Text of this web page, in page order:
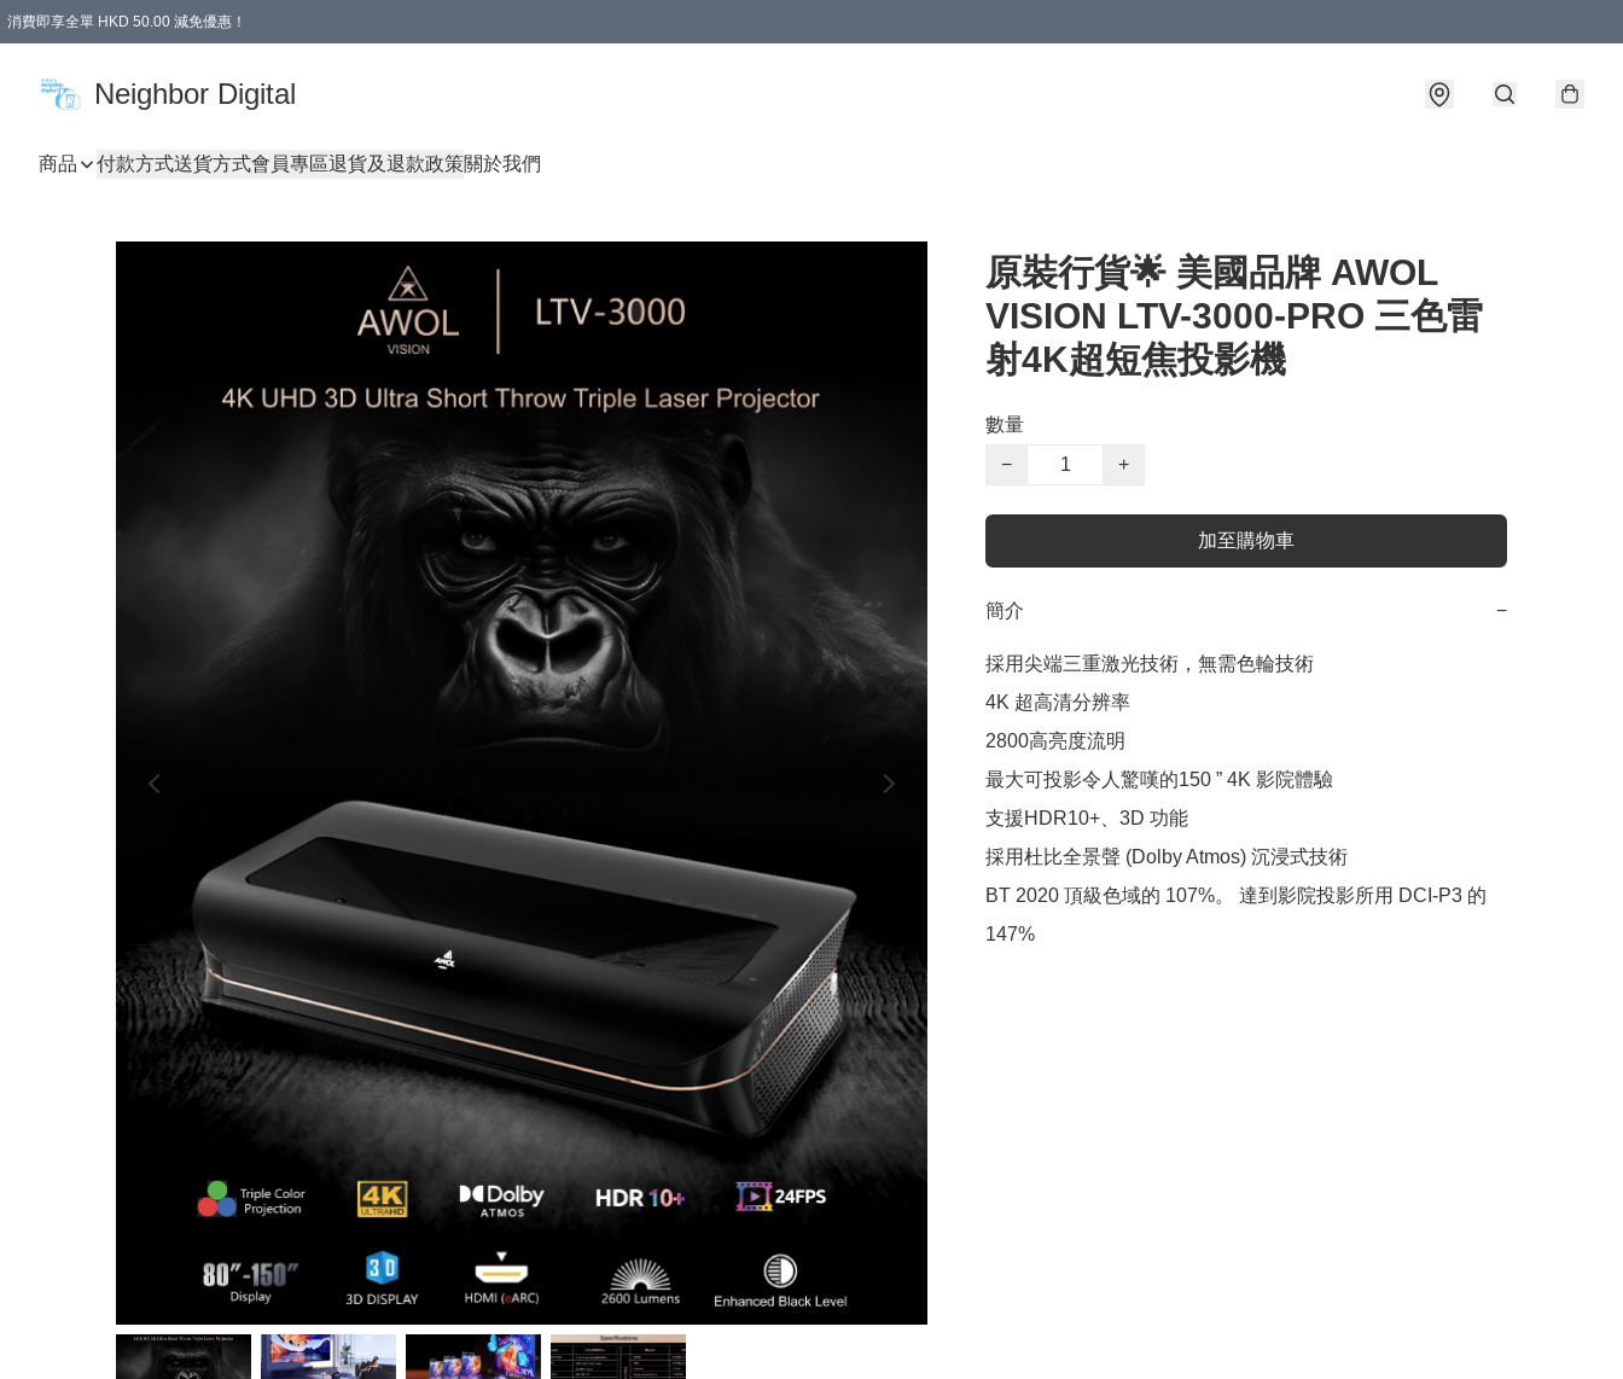
消費即享全單 HKD 50.00 減免優惠！
Neighbor Digital
商品 付款方式送貨方式會員專區退貨及退款政策關於我們
原裝行貨🌟 美國品牌 AWOL
VISION LTV-3000-PRO 三色雷
射4K超短焦投影機
數量
−
+
加至購物車
簡介 −
採用尖端三重激光技術，無需色輪技術
4K 超高清分辨率
2800高亮度流明
最大可投影令人驚嘆的150 ” 4K 影院體驗
支援HDR10+、3D 功能
採用杜比全景聲 (Dolby Atmos) 沉浸式技術
BT 2020 頂級色域的 107%。 達到影院投影所用 DCI-P3 的
147%